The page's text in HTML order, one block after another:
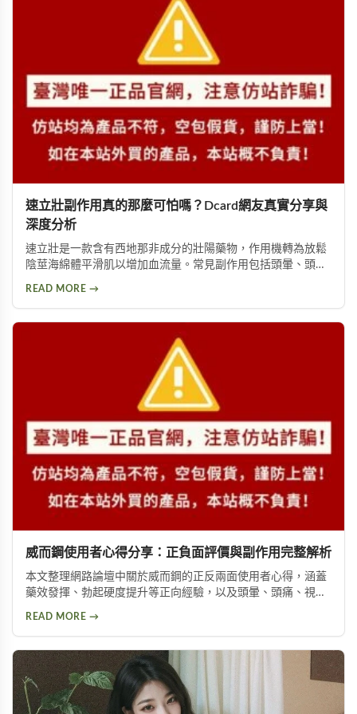
速立壯副作用真的那麼可怕嗎？Dcard網友真實分享與
深度分析
速立壯是一款含有西地那非成分的壯陽藥物，作用機轉為放鬆
陰莖海綿體平滑肌以增加血流量。常見副作用包括頭暈、頭
READ MORE →
威而鋼使用者心得分享：正負面評價與副作用完整解析
本文整理網路論壇中關於威而鋼的正反兩面使用者心得，涵蓋
藥效發揮、勃起硬度提升等正向經驗，以及頭暈、頭痛、視覺
READ MORE →